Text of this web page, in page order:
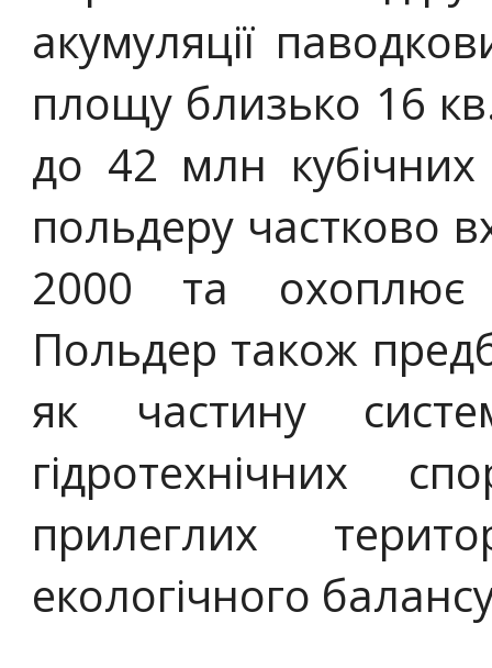
акумуляції
площу близько 16
до 42 млн кубічних
польдеру частково
2000 та охоплює
Польдер також
як частину
гідротехнічних
прилеглих
екологічного